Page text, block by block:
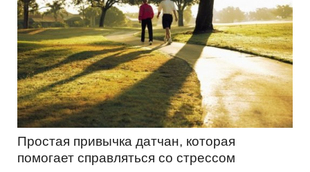
Простая привычка датчан, которая
помогает справляться со стрессом